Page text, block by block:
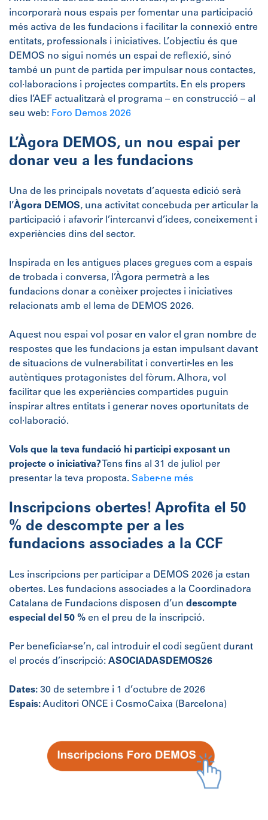
incorporarà nous espais per fomentar una participació
més activa de les fundacions i facilitar la connexió entre
entitats, professionals i iniciatives. L’objectiu és que
DEMOS no sigui només un espai de reflexió, sinó
també un punt de partida per impulsar nous contactes,
col·laboracions i projectes compartits. En els propers
dies l’AEF actualitzarà el programa – en construcció – al
seu web: Foro Demos 2026
L’Àgora DEMOS, un nou espai per
donar veu a les fundacions
Una de les principals novetats d’aquesta edició serà
l’Àgora DEMOS, una activitat concebuda per articular la
participació i afavorir l’intercanvi d’idees, coneixement i
experiències dins del sector.
Inspirada en les antigues places gregues com a espais
de trobada i conversa, l’Àgora permetrà a les
fundacions donar a conèixer projectes i iniciatives
relacionats amb el lema de DEMOS 2026.
Aquest nou espai vol posar en valor el gran nombre de
respostes que les fundacions ja estan impulsant davant
de situacions de vulnerabilitat i convertir-les en les
autèntiques protagonistes del fòrum. Alhora, vol
facilitar que les experiències compartides puguin
inspirar altres entitats i generar noves oportunitats de
col·laboració.
Vols que la teva fundació hi participi exposant un
projecte o iniciativa? Tens fins al 31 de juliol per
presentar la teva proposta. Saber-ne més
Inscripcions obertes! Aprofita el 50
% de descompte per a les
fundacions associades a la CCF
Les inscripcions per participar a DEMOS 2026 ja estan
obertes. Les fundacions associades a la Coordinadora
Catalana de Fundacions disposen d’un descompte
especial del 50 % en el preu de la inscripció.
Per beneficiar-se’n, cal introduir el codi següent durant
el procés d’inscripció: ASOCIADASDEMOS26
Dates: 30 de setembre i 1 d’octubre de 2026
Espais:Auditori ONCE i CosmoCaixa (Barcelona)